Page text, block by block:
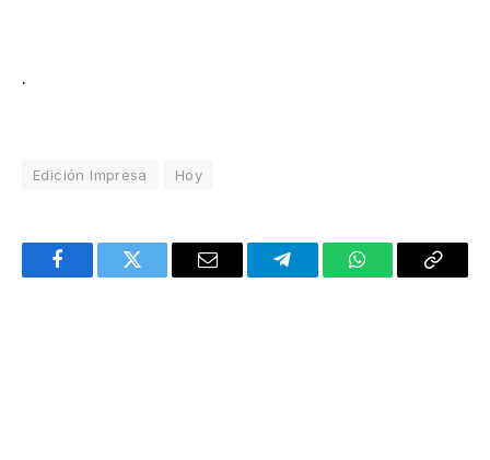
.
Edición Impresa Hoy
FacebookTwitter Email TelegramWhatsAppCopy